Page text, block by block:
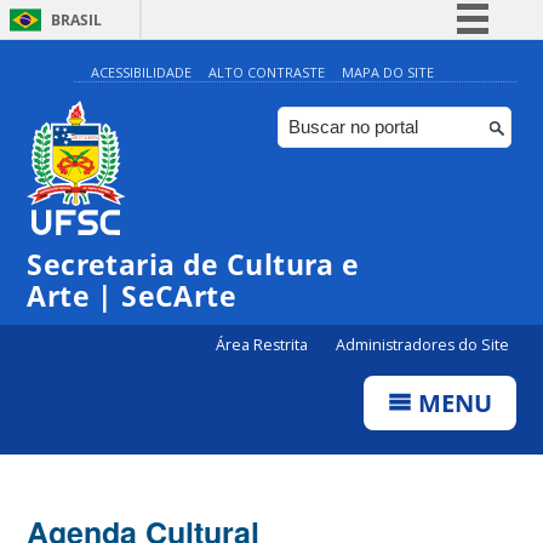
BRASIL
Simplifique!
Comunica BR
Participe
ACESSIBILIDADE ALTO CONTRASTE MAPA DO SITE
Secretaria de Cultura e
Arte | SeCArte
Área Restrita Administradores do Site
MENU
Agenda Cultural